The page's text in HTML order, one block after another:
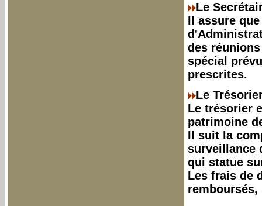
Le
Il assure
des
spécial
prescrites.
Le
Le trésorier
patrimoine
Il suit la
surveillance
qui statue
Les frais de